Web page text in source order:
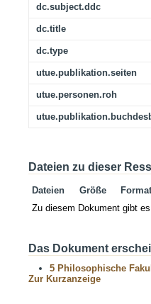
dc.subject.ddc
dc.title
dc.type
utue.publikation.seiten
utue.personen.roh
Dateien zu dieser
Dateien Größe
Format
Zu diesem Dokument gibt
Das Dokument
5 Philosophische
Zur Kurzanzeige